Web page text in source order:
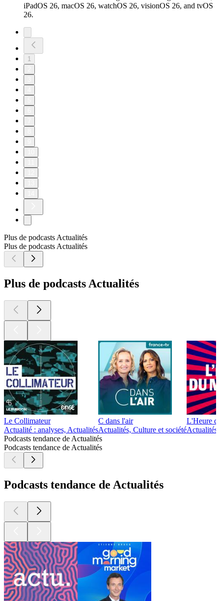
iPadOS 26, macOS 26, watchOS 26, visionOS 26, and tvOS
26.
1
Plus de podcasts Actualités
Plus de podcasts Actualités
Plus de podcasts Actualités
Le Collimateur
Actualité : analyses, Actualités
C dans l'air
Actualités, Culture et société
L'Heure
Actualités
Podcasts tendance de Actualités
Podcasts tendance de Actualités
Podcasts tendance de Actualités